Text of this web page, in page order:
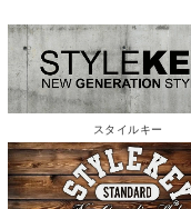
スタイルキー